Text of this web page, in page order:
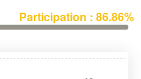
Participation : 86.86%